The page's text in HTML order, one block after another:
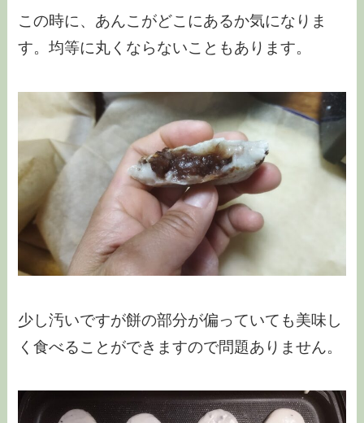
この時に、あんこがどこにあるか気になりま
す。均等に丸くならないこともあります。
少し汚いですが餅の部分が偏っていても美味し
く食べることができますので問題ありません。